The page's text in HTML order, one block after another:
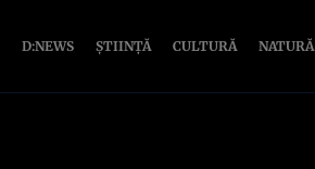
D:NEWS ȘTIINȚĂ CULTURĂ NATURĂ